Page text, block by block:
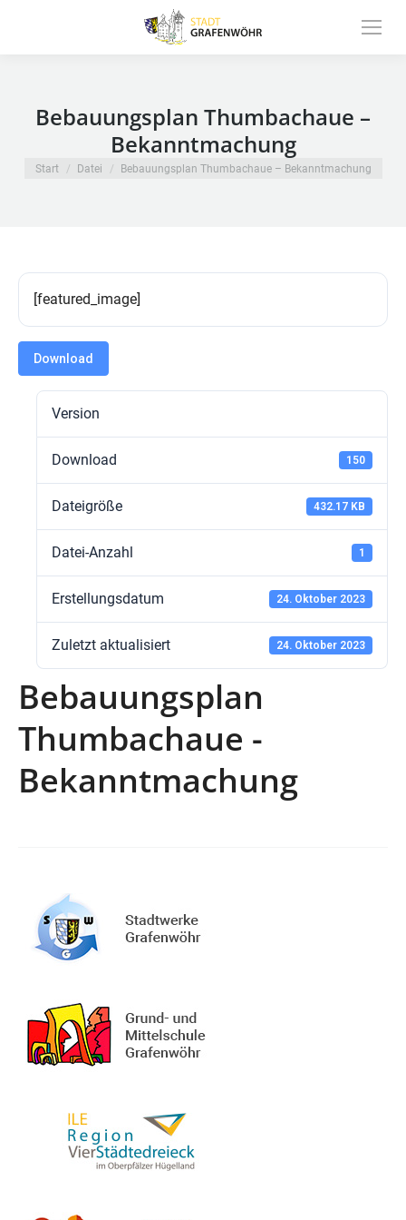
Bebauungsplan Thumbachaue –
Bekanntmachung
Sie befinden sich hier:
Start Datei Bebauungsplan Thumbachaue – Bekanntmachung
[featured_image]
Download
Version
Download 150
Dateigröße 432.17 KB
Datei-Anzahl 1
Erstellungsdatum 24. Oktober 2023
Zuletzt aktualisiert 24. Oktober 2023
Bebauungsplan
Thumbachaue -
Bekanntmachung